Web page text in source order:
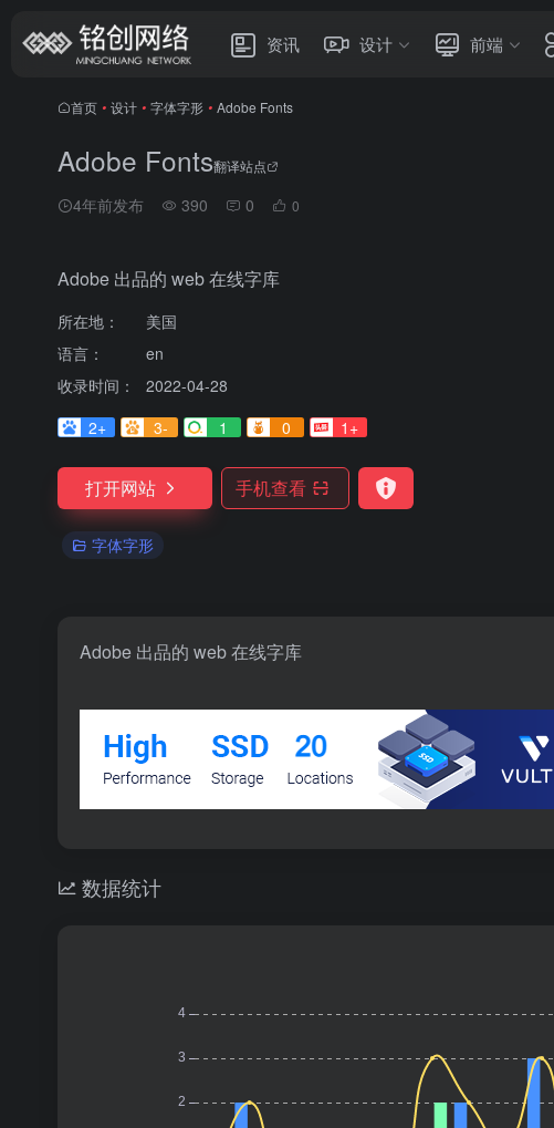
资讯 设计 前端
首页 • 设计 • 字体字形 • Adobe Fonts
Adobe Fonts翻译站点
4年前发布 390 0 0
Adobe 出品的 web 在线字库
所在地：
美国
语言：
en
收录时间：
2022-04-28
2+
3- 1 0 1+
打开网站 手机查看
字体字形
Adobe 出品的 web 在线字库
数据统计